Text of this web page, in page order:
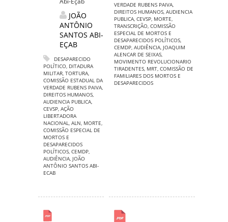
JOÃO
ANTÔNIO
SANTOS ABI-
EÇAB
DESAPARECIDO
POLÍTICO, DITADURA
MILITAR, TORTURA,
COMISSÃO ESTADUAL DA
VERDADE RUBENS PAIVA,
DIREITOS HUMANOS,
AUDIENCIA PUBLICA,
CEVSP, AÇÃO
LIBERTADORA
NACIONAL, ALN, MORTE,
COMISSÃO ESPECIAL DE
MORTOS E
DESAPARECIDOS
POLÍTICOS, CEMDP,
AUDIÊNCIA, JOÃO
ANTÔNIO SANTOS ABI-
ECAB
VERDADE RUBENS PAIVA,
DIREITOS HUMANOS, AUDIENCIA
PUBLICA, CEVSP, MORTE,
TRANSCRIÇÃO, COMISSÃO
ESPECIAL DE MORTOS E
DESAPARECIDOS POLÍTICOS,
CEMDP, AUDIÊNCIA, JOAQUIM
ALENCAR DE SEIXAS,
MOVIMENTO REVOLUCIONARIO
TIRADENTES, MRT, COMISSÃO DE
FAMILIARES DOS MORTOS E
DESAPARECIDOS